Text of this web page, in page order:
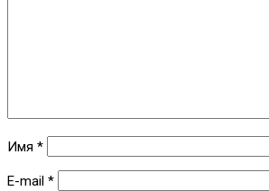
Имя *
E-mail *